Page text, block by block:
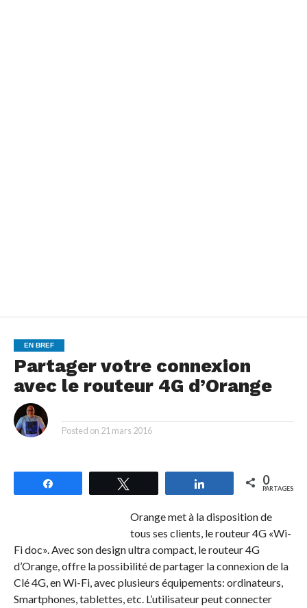
EN BREF
Partager votre connexion
avec le routeur 4G d’Orange
Posted on 21 mars 2016
Partagez 0
PARTAGES
Orange met à la disposition de
tous ses clients, le routeur 4G «Wi-
Fi doc». Avec son design ultra compact, le routeur 4G
d’Orange, offre la possibilité de partager la connexion de la
Clé 4G, en Wi-Fi, avec plusieurs équipements: ordinateurs,
Smartphones, tablettes, etc. L’utilisateur peut connecter